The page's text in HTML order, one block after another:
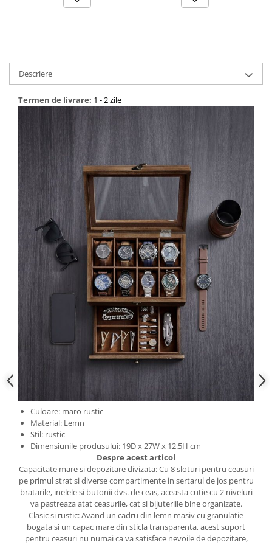
Descriere
Termen de livrare: 1 - 2 zile
Culoare: maro rustic
Material: Lemn
Stil: rustic
Dimensiunile produsului: 19D x 27W x 12.5H cm
Despre acest articol
Capacitate mare si depozitare divizata: Cu 8 sloturi pentru ceasuri
pe primul strat si diverse compartimente in sertarul de jos pentru
bratarile, inelele si butonii dvs. de ceas, aceasta cutie cu 2 niveluri
va pastreaza atat ceasurile, cat si bijuteriile bine organizate.
Clasic si rustic: Avand un cadru din lemn masiv cu granulatie
bogata si un capac mare din sticla transparenta, acest suport
pentru ceasuri nu numai ca va satisface nevoile de depozitare,